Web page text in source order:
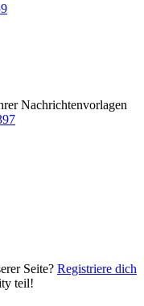
Nachrichtenvorlagen
Seite? Registriere dich
teil!